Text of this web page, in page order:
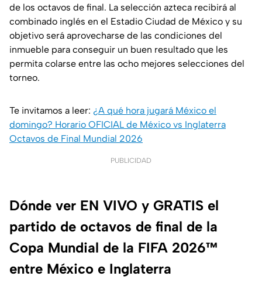
de los octavos de final. La selección azteca recibirá al
combinado inglés en el Estadio Ciudad de México y su
objetivo será aprovecharse de las condiciones del
inmueble para conseguir un buen resultado que les
permita colarse entre las ocho mejores selecciones del
torneo.
Te invitamos a leer: ¿A qué hora jugará México el
domingo? Horario OFICIAL de México vs Inglaterra
Octavos de Final Mundial 2026
PUBLICIDAD
Dónde ver EN VIVO y GRATIS el
partido de octavos de final de la
Copa Mundial de la FIFA 2026™
entre México e Inglaterra